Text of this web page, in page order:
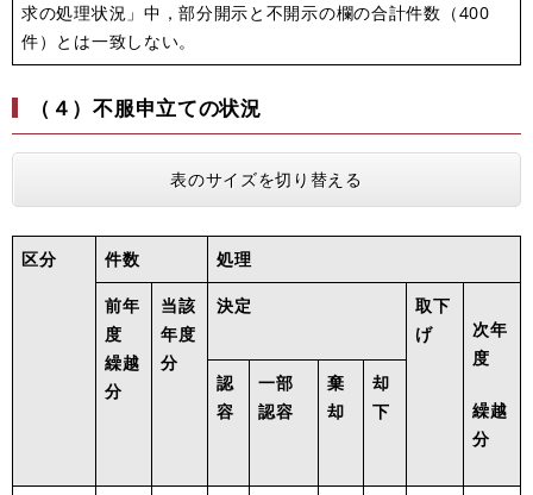
求の処理状況」中，部分開示と不開示の欄の合計件数 （400
件） とは一致しない。
（４）不服申立ての状況
表のサイズを切り替える
区分 件数 処理
前年
度
繰越
分
当該
年度
分
決定
取下
げ
次年
度
繰越
分
認
容
一部
認容
棄
却
却
下